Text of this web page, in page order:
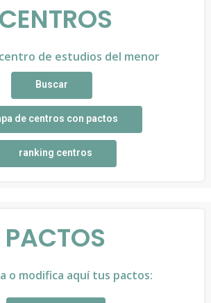
CENTROS
de estudios del menor
Buscar
de centros con pactos
ranking centros
PACTOS
o modifica aquí tus pactos: